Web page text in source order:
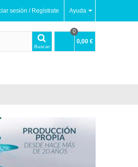
Ayuda
sesión / Regístrate
Buscar
0
0,00 €